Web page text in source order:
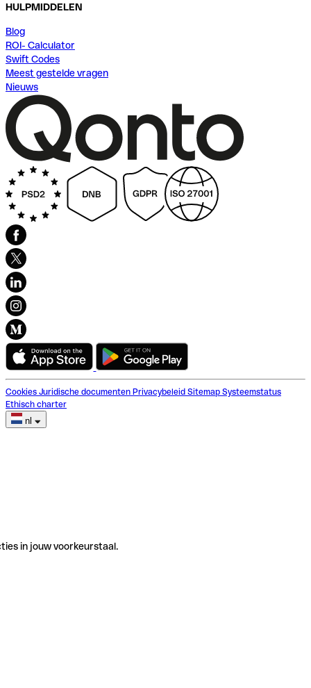
HULPMIDDELEN
Blog
ROI- Calculator
Swift Codes
Meest gestelde vragen
Nieuws
Cookies Juridische documenten Privacybeleid Sitemap Systeemstatus
Ethisch charter
nl
in jouw voorkeurstaal.